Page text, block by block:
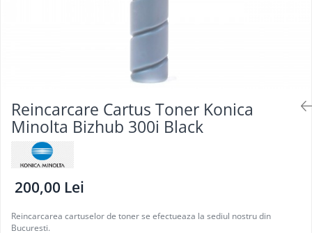
Reincarcare Cartus Toner Konica
Minolta Bizhub 300i Black
200,00 Lei
Reincarcarea cartuselor de toner se efectueaza la sediul nostru din
Bucuresti.